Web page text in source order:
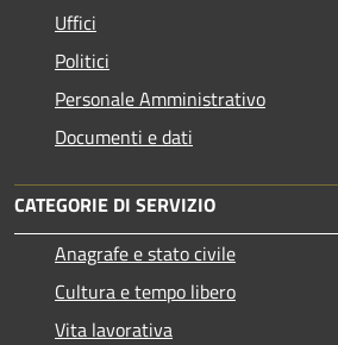
Uffici
Politici
Personale Amministrativo
Documenti e dati
CATEGORIE DI SERVIZIO
Anagrafe e stato civile
Cultura e tempo libero
Vita lavorativa